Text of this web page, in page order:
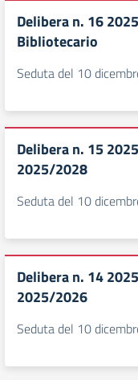
Delibera n. 16
Bibliotecario
Seduta del 10
Delibera n. 15
2025/2028
Seduta del 10
Delibera n. 14
2025/2026
Seduta del 10